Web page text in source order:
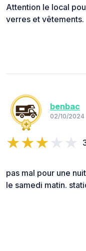
Attention le local
verres et vêtements.
benbac
02/10/2024
pas mal pour une
le samedi matin.